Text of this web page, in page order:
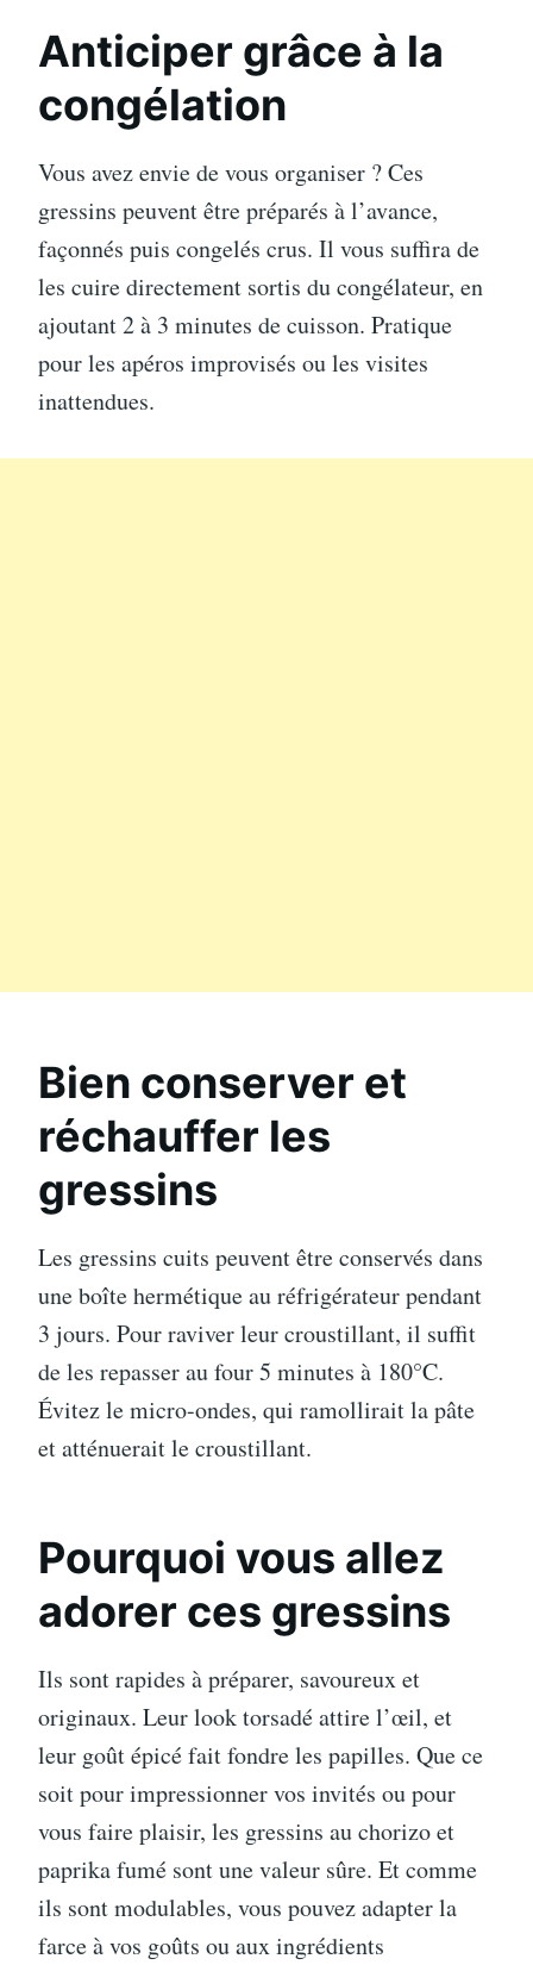
Anticiper grâce à la
congélation
Vous avez envie de vous organiser ? Ces
gressins peuvent être préparés à l’avance,
façonnés puis congelés crus. Il vous suffira de
les cuire directement sortis du congélateur, en
ajoutant 2 à 3 minutes de cuisson. Pratique
pour les apéros improvisés ou les visites
inattendues.
Bien conserver et
réchauffer les
gressins
Les gressins cuits peuvent être conservés dans
une boîte hermétique au réfrigérateur pendant
3 jours. Pour raviver leur croustillant, il suffit
de les repasser au four 5 minutes à 180°C.
Évitez le micro-ondes, qui ramollirait la pâte
et atténuerait le croustillant.
Pourquoi vous allez
adorer ces gressins
Ils sont rapides à préparer, savoureux et
originaux. Leur look torsadé attire l’œil, et
leur goût épicé fait fondre les papilles. Que ce
soit pour impressionner vos invités ou pour
vous faire plaisir, les gressins au chorizo et
paprika fumé sont une valeur sûre. Et comme
ils sont modulables, vous pouvez adapter la
farce à vos goûts ou aux ingrédients